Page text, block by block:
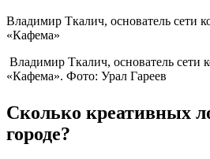
Владимир Ткалич, основатель сети
«Кафема»
Владимир Ткалич, основатель сети
«Кафема». Фото: Урал Гареев
Сколько креативных
городе?